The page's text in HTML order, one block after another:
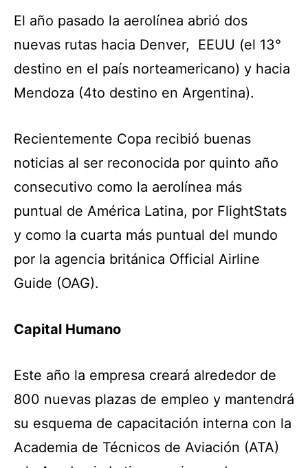
El año pasado la aerolínea abrió dos
nuevas rutas hacia Denver, EEUU (el 13°
destino en el país norteamericano) y hacia
Mendoza (4to destino en Argentina).
Recientemente Copa recibió buenas
noticias al ser reconocida por quinto año
consecutivo como la aerolínea más
puntual de América Latina, por FlightStats
y como la cuarta más puntual del mundo
por la agencia británica Official Airline
Guide (OAG).
Capital Humano
Este año la empresa creará alrededor de
800 nuevas plazas de empleo y mantendrá
su esquema de capacitación interna con la
Academia de Técnicos de Aviación (ATA)